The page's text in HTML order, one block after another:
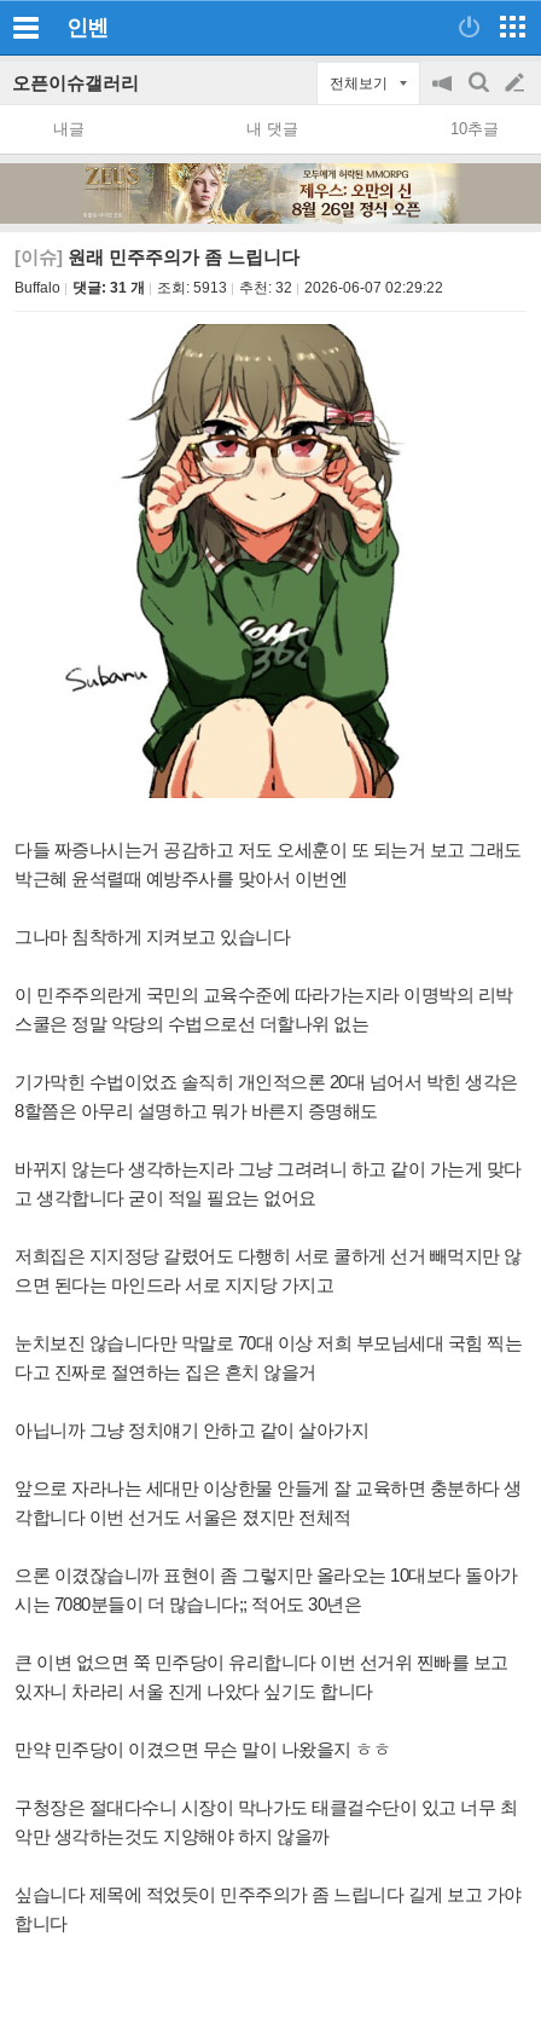
인벤
오픈이슈갤러리 전체보기
공
지
on/off
검
색
글
쓰
내글 내 댓글 10추글
[이슈] 원래 민주주의가 좀 느립니다
Buffalo 댓글: 31 개 조회: 5913 추천: 32 2026-06-07 02:29:22
다들 짜증나시는거 공감하고 저도 오세훈이 또 되는거 보고 그래도
박근혜 윤석렬때 예방주사를 맞아서 이번엔
그나마 침착하게 지켜보고 있습니다
이 민주주의란게 국민의 교육수준에 따라가는지라 이명박의 리박
스쿨은 정말 악당의 수법으로선 더할나위 없는
기가막힌 수법이었죠 솔직히 개인적으론 20대 넘어서 박힌 생각은
8할쯤은 아무리 설명하고 뭐가 바른지 증명해도
바뀌지 않는다 생각하는지라 그냥 그려려니 하고 같이 가는게 맞다
고 생각합니다 굳이 적일 필요는 없어요
저희집은 지지정당 갈렸어도 다행히 서로 쿨하게 선거 빼먹지만 않
으면 된다는 마인드라 서로 지지당 가지고
눈치보진 않습니다만 막말로 70대 이상 저희 부모님세대 국힘 찍는
다고 진짜로 절연하는 집은 흔치 않을거
아닙니까 그냥 정치얘기 안하고 같이 살아가지
앞으로 자라나는 세대만 이상한물 안들게 잘 교육하면 충분하다 생
각합니다 이번 선거도 서울은 졌지만 전체적
으론 이겼잖습니까 표현이 좀 그렇지만 올라오는 10대보다 돌아가
시는 7080분들이 더 많습니다;; 적어도 30년은
큰 이변 없으면 쭉 민주당이 유리합니다 이번 선거위 찐빠를 보고
있자니 차라리 서울 진게 나았다 싶기도 합니다
만약 민주당이 이겼으면 무슨 말이 나왔을지 ㅎㅎ
구청장은 절대다수니 시장이 막나가도 태클걸수단이 있고 너무 최
악만 생각하는것도 지양해야 하지 않을까
싶습니다 제목에 적었듯이 민주주의가 좀 느립니다 길게 보고 가야
합니다